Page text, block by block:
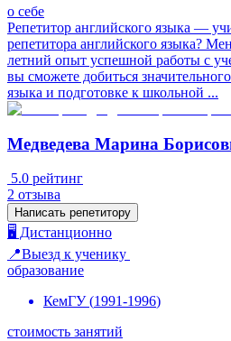
о себе
Репетитор английского языка —
репетитора английского языка?
летний опыт успешной работы с
вы сможете добиться
языка и подготовке к школьной ...
Медведева Марина
5.0 рейтинг
2 отзыва
Написать репетитору
🖥️ Дистанционно
📍Выезд к ученику
образование
КемГУ(1991-1996)
стоимость занятий